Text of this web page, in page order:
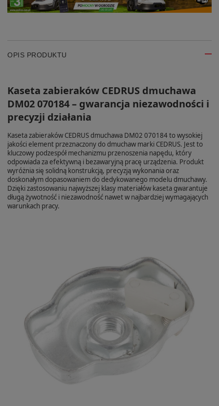
OPIS PRODUKTU
Kaseta zabieraków CEDRUS dmuchawa
DM02 070184 – gwarancja niezawodności i
precyzji działania
Kaseta zabieraków CEDRUS dmuchawa DM02 070184 to wysokiej
jakości element przeznaczony do dmuchaw marki CEDRUS. Jest to
kluczowy podzespół mechanizmu przenoszenia napędu, który
odpowiada za efektywną i bezawaryjną pracę urządzenia. Produkt
wyróżnia się solidną konstrukcją, precyzją wykonania oraz
doskonałym dopasowaniem do dedykowanego modelu dmuchawy.
Dzięki zastosowaniu najwyższej klasy materiałów kaseta gwarantuje
długą żywotność i niezawodność nawet w najbardziej wymagających
warunkach pracy.